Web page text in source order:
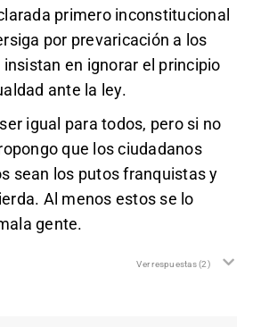
primero inconstitucional
por prevaricación a los
en ignorar el principio
ante la ley.
igual para todos, pero si no
que los ciudadanos
sean los putos franquistas y
Al menos estos se lo
gente.
Ver respuestas(2)